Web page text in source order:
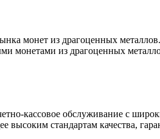
монет из драгоценных
монетами из драгоценных
кассовое обслуживание с
высоким стандартам качества,